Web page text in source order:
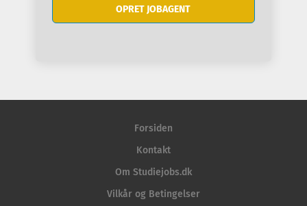
Forsiden
Kontakt
Om Studiejobs.dk
Vilkår og Betingelser